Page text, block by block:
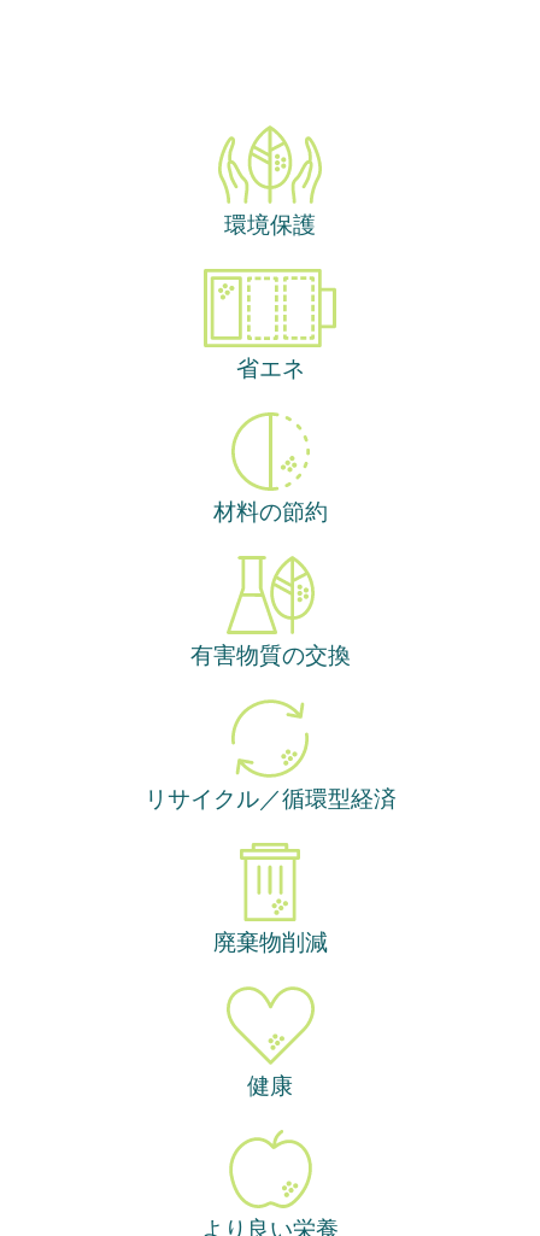
環境保護
省エネ
材料の節約
有害物質の交換
リサイクル／循環型経済
廃棄物削減
健康
より良い栄養